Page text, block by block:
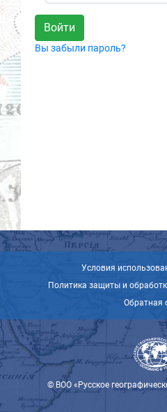
Контакты
Партнеры
Вы забыли пароль?
Условия
Политика защиты и
Обратная
© ВОО «Русское